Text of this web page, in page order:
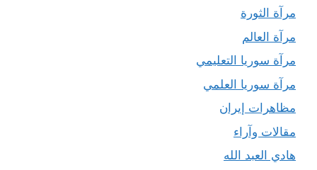
مرآة الثورة
مرآة العالم
مرآة سوريا التعليمي
مرآة سوريا العلمي
مظاهرات إيران
مقالات وآراء
هادي العبد الله